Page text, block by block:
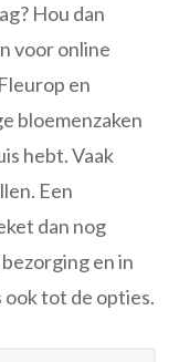
Hou dan
voor online
en
bloemenzaken
hebt. Vaak
Een
dan nog
en in
tot de opties.